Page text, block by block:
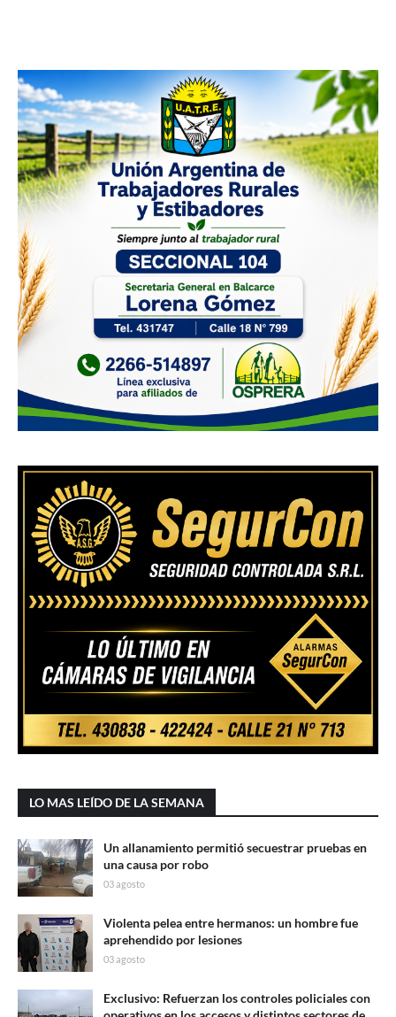
LO MAS LEÍDO DE LA SEMANA
Un allanamiento permitió secuestrar pruebas en
una causa por robo
03 agosto
Violenta pelea entre hermanos: un hombre fue
aprehendido por lesiones
03 agosto
Exclusivo: Refuerzan los controles policiales con